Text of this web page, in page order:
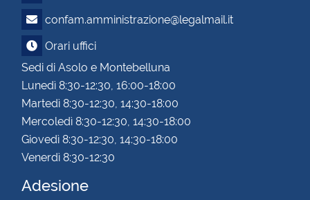
confam.amministrazione@legalmail.it
Orari uffici
Sedi di Asolo e Montebelluna
Lunedì 8:30-12:30, 16:00-18:00
Martedì 8:30-12:30, 14:30-18:00
Mercoledì 8:30-12:30, 14:30-18:00
Giovedì 8:30-12:30, 14:30-18:00
Venerdì 8:30-12:30
Adesione